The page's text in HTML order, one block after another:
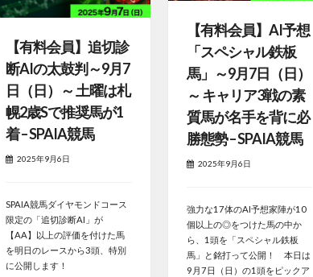
【有料会員】AI予想
「スペシャル鉄板
馬」～9月7日（日）
～ キャリア3戦の素
質馬が名手を背に必
勝態勢 – SPAIA競馬
2025年9月6日
強力な17体のAI予想家陣が10
個以上の◎をつけた馬の中か
ら、1頭を「スペシャル鉄板
馬」と銘打って公開！ 本日は
9月7日（日）の1頭をピックア
【有料会員】追切診
断AIの太鼓判～9月7
日（日）～ 土曜は札
幌2歳Sで推奨馬が1
着 – SPAIA競馬
2025年9月6日
SPAIA競馬ダイヤモンドコース
限定の「追切診断AI」が
【AA】以上の評価を付けた馬
を明日のレースから3頭、特別
に公開します！